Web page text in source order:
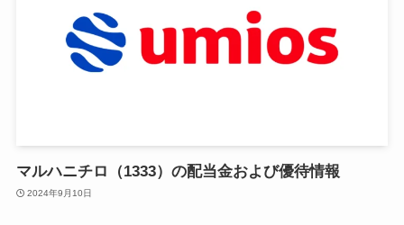
マルハニチロ（1333）の配当金および優待情報
2024年9月10日